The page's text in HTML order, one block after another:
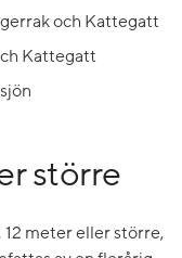
och Kattegatt
Kattegatt
större
meter eller större,